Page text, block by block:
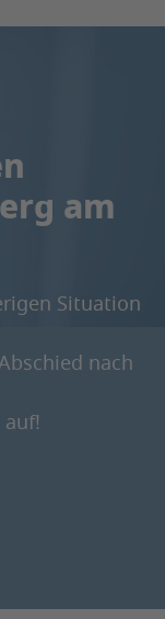
am
Situation
nach